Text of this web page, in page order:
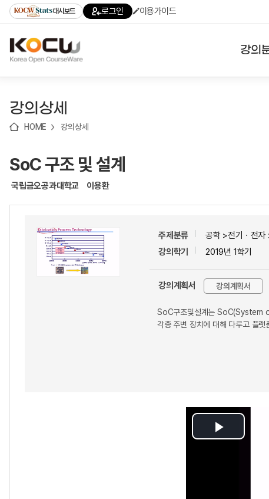
기
기
기
content)
가
대시보드 로그인 이용가이드
강의
강의상세
HOME 강의상세
SoC 구조 및 설계
국립금오공과대학교 이용환
주제분류
공학 >전기ㆍ전자
강의학기
2019년 1학기
강의계획서 강의계획서
SoC구조및설계는 SoC(System
각종 주변 장치에 대해 다루고 플
Play